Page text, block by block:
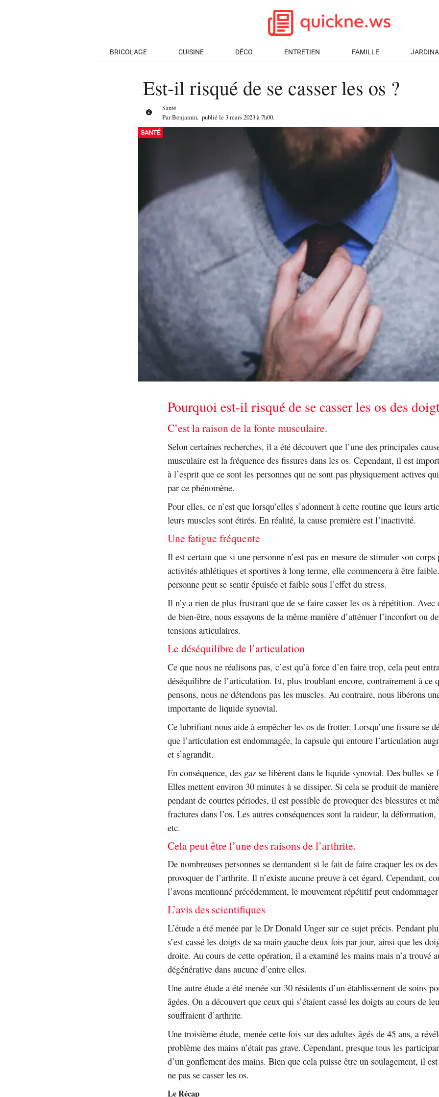
BRICOLAGE CUISINE DÉCO ENTRETIEN FAMILLE
Est-il risqué de se casser les os ?
Santé
ParBenjamin, publié le 3 mars 2023à 7h00.
SANTÉ
Pourquoi est-il risqué de se casser les os des
C’est la raison de la fonte musculaire.
Selon certaines recherches, il a été découvert que l’une des principales
musculaire est la fréquence des fissures dans les os. Cependant, il est
à l’esprit que ce sont les personnes qui ne sont pas physiquement actives
par ce phénomène.
Pour elles, ce n’est que lorsqu’elles s’adonnent à cette routine que leurs
leurs muscles sont étirés. En réalité, la cause première est l’inactivité.
Une fatigue fréquente
Il est certain que si une personne n’est pas en mesure de stimuler son corps
activités athlétiques et sportives à long terme, elle commencera à être
personne peut se sentir épuisée et faible sous l’effet du stress.
Il n’y a rien de plus frustrant que de se faire casser les os à répétition. Avec
de bien-être, nous essayons de la même manière d’atténuer l’inconfort ou
tensions articulaires.
Le déséquilibre de l’articulation
Ce que nous ne réalisons pas, c’est qu’à force d’en faire trop, cela peut
déséquilibre de l’articulation. Et, plus troublant encore, contrairement à ce
pensons, nous ne détendons pas les muscles. Au contraire, nous libérons
importante de liquide synovial.
Ce lubrifiant nous aide à empêcher les os de frotter. Lorsqu’une fissure se
que l’articulation est endommagée, la capsule qui entoure l’articulation
et s’agrandit.
En conséquence, des gaz se libèrent dans le liquide synovial. Des bulles se
Elles mettent environ 30 minutes à se dissiper. Si cela se produit de
pendant de courtes périodes, il est possible de provoquer des blessures et
fractures dans l’os. Les autres conséquences sont la raideur, la
etc.
Cela peut être l’une des raisons de l’arthrite.
De nombreuses personnes se demandent si le fait de faire craquer les os
provoquer de l’arthrite. Il n’existe aucune preuve à cet égard. Cependant,
l’avons mentionné précédemment, le mouvement répétitif peut
L’avis des scientifiques
L’étude a été menée par le Dr Donald Unger sur ce sujet précis. Pendant
s’est cassé les doigts de sa main gauche deux fois par jour, ainsi que les
droite. Au cours de cette opération, il a examiné les mains mais n’a trouvé
dégénérative dans aucune d’entre elles.
Une autre étude a été menée sur 30 résidents d’un établissement de soins
âgées. On a découvert que ceux qui s’étaient cassé les doigts au cours de
souffraient d’arthrite.
Une troisième étude, menée cette fois sur des adultes âgés de 45 ans, a
problème des mains n’était pas grave. Cependant, presque tous les
d’un gonflement des mains. Bien que cela puisse être un soulagement, il
ne pas se casser les os.
Le Récap